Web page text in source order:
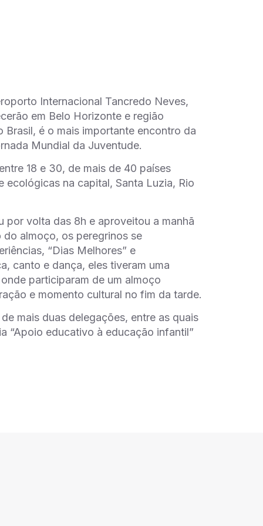
Internacional Tancredo Neves,
em Belo Horizonte e região
é o mais importante encontro da
Mundial da Juventude.
18 e 30, de mais de 40 países
na capital, Santa Luzia, Rio
por volta das 8h e aproveitou a manhã
almoço, os peregrinos se
“Dias Melhores” e
canto e dança, eles tiveram uma
participaram de um almoço
e momento cultural no fim da tarde.
mais duas delegações, entre as quais
“Apoio educativo à educação infantil”